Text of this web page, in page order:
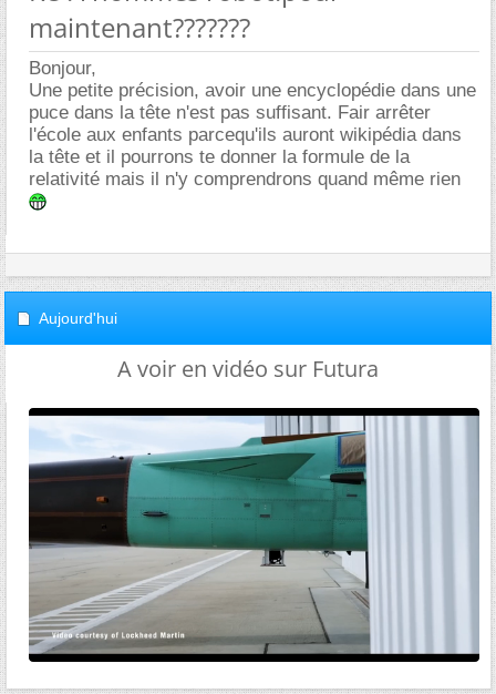
maintenant???????
Bonjour,
Une petite précision, avoir une encyclopédie dans une
puce dans la tête n'est pas suffisant. Fair arrêter
l'école aux enfants parcequ'ils auront wikipédia dans
la tête et il pourrons te donner la formule de la
relativité mais il n'y comprendrons quand même rien
Aujourd'hui
A voir en vidéo sur Futura